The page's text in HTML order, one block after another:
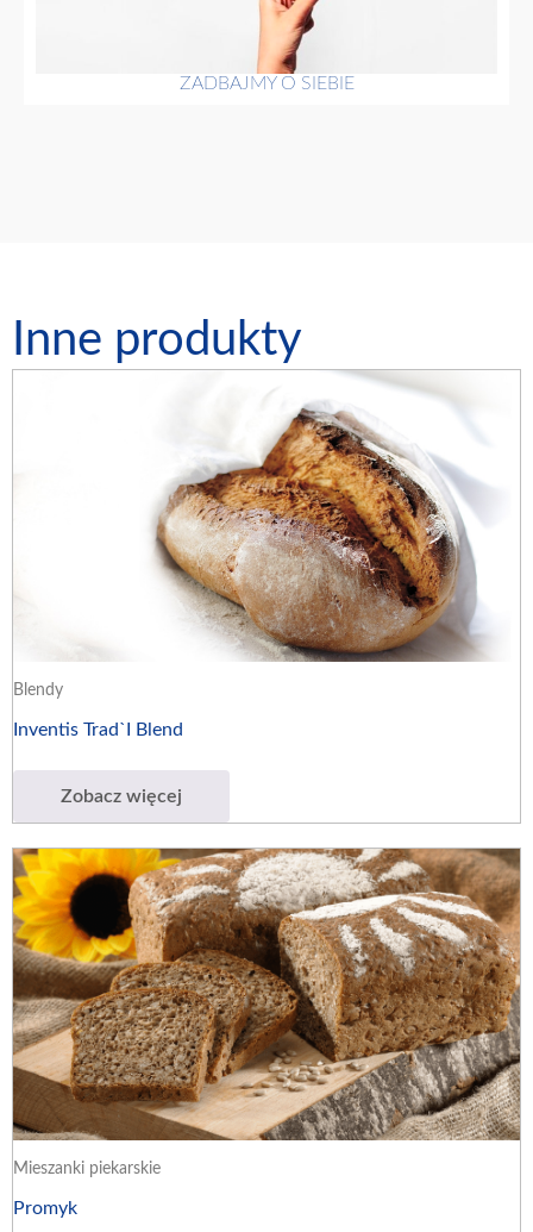
ZADBAJMY O SIEBIE
Inne produkty
Blendy
Inventis Trad`I Blend
Zobacz więcej
Mieszanki piekarskie
Promyk